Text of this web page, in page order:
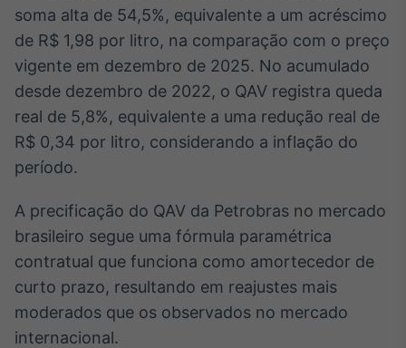
Datafeed
APIs para
integração de
dados
Cotações e
notícias
Broadcast
Widgets
soma alta de 54,5%, equivalente a um acréscimo
de R$ 1,98 por litro, na comparação com o preço
vigente em dezembro de 2025. No acumulado
desde dezembro de 2022, o QAV registra queda
real de 5,8%, equivalente a uma redução real de
R$ 0,34 por litro, considerando a inflação do
período.
A precificação do QAV da Petrobras no mercado
brasileiro segue uma fórmula paramétrica
contratual que funciona como amortecedor de
curto prazo, resultando em reajustes mais
moderados que os observados no mercado
internacional.